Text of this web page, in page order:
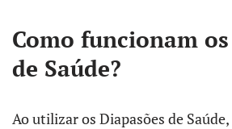
Como funcionam
de Saúde?
Ao utilizar os Diapasões de